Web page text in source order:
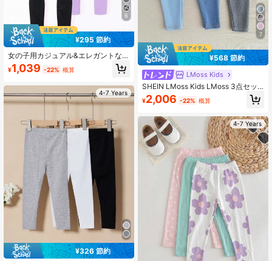
6
¥295 節約
女の子用カジュアル&エレガントなプ
リンセスちょう結び&蝶柄プリントス
カート&レギンスセット2枚組、春
¥1,039 -22% 概算
4-7 Years
¥326 節約
7
¥568 節約
LMoss Kids
SHEIN LMoss Kids LMoss 3点セッ
ト キッズ ニットレギンス&タイトフ
ィットカジュアルウェア 女の子用
¥2,006 -22% 概算
4-7 Years